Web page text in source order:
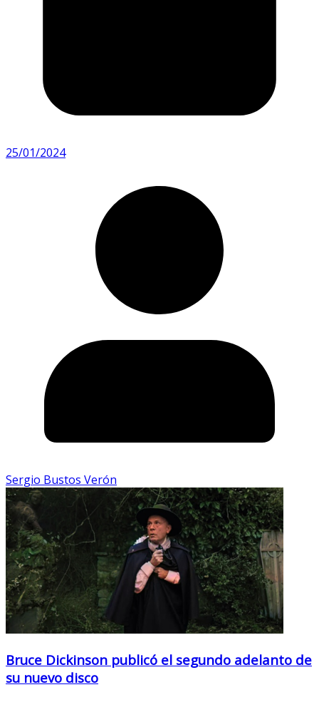
25/01/2024
Sergio Bustos Verón
Bruce Dickinson publicó el segundo adelanto de
su nuevo disco